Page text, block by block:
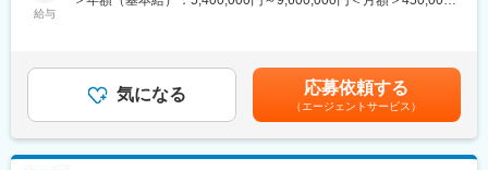
■GEヘルスケア・ジャパン／日野工場：
「Lighthouse」に日本で初認定され、トヨタなど名だたる企業が
学びに訪れる“世界基準のものづくり”を実践しています。医療機器
という高い品質が求められる製品を、デジタル技術と現場改善力
で支える環境は、製造業経験を一段上のステージへ引き上げま
ッションとします。
店対応）
・的確な週次売上予測の作成と上長への報告
・前年実績を超えるための営業戦略の企画・実行
・市場・競合分析と情報共有
・重要顧客（大学・研究室等）の意思決定層との関係構築・維持
給与
に連動）を加えた金額です。賃金はあくまでも目安の金額であ
り、選考を通じて上下する可能性があります。月給(月額)は固定手
当を含めた表記です。
気になる 応募依頼する
（エージェントサービス）